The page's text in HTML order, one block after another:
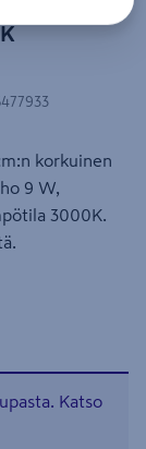
korkuinen
9 W,
3000K.
Katso